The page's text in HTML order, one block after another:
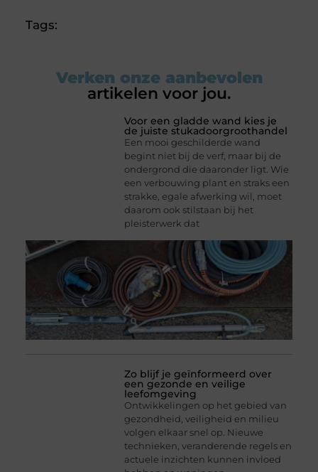
Tags:
Verken onze aanbevolen
artikelen voor jou.
Voor een gladde wand kies je
de juiste stukadoorgroothandel
Een mooi geschilderde wand
begint niet bij de verf, maar bij de
ondergrond die daaronder ligt. Wie
een verbouwing plant en straks een
strakke, egale afwerking wil, moet
daarom ook stilstaan bij het
pleisterwerk dat
Zo blijf je geïnformeerd over
een gezonde en veilige
leefomgeving
Ontwikkelingen op het gebied van
gezondheid, veiligheid en milieu
volgen elkaar snel op. Nieuwe
technieken, veranderende regels en
actuele inzichten kunnen invloed